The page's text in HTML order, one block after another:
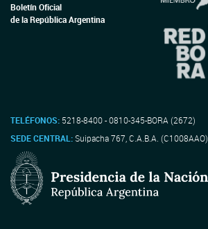
Boletín Oficial
de la República Argentina
TELÉFONOS: 5218-8400 - 0810-345-BORA (2672)
SEDE CENTRAL:Suipacha 767, C.A.B.A. (C1008AAO)